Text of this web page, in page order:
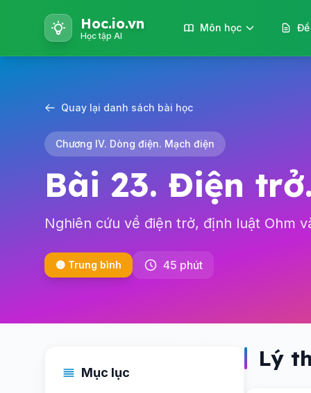
Hoc.io.vn
Học tập AI
Môn học
Quay lại danh sách bài học
Chương IV. Dòng điện. Mạch điện
Bài 23. Điện
Nghiên cứu về điện trở, định luật Ohm
🟡 Trung bình 45 phút
Mục lục
Lý